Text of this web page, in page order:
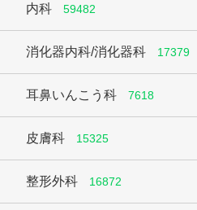
内科 59482
消化器内科/消化器科 17379
耳鼻いんこう科 7618
皮膚科 15325
整形外科 16872